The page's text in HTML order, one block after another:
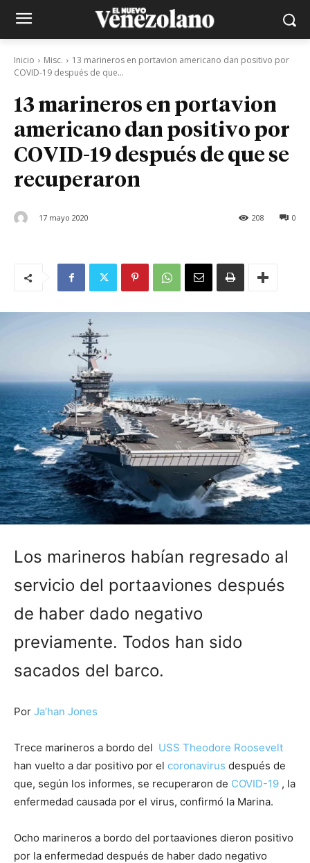
Inicio Misc.
13 marineros en portavion americano dan positivo por
COVID-19 después de que...
13 marineros en portavion
americano dan positivo por
COVID-19 después de que se
recuperaron
17 mayo 2020 0
208
Los marineros habían regresado al
servicio del portaaviones después
de haber dado negativo
previamente. Todos han sido
sacados del barco.
Por Ja’han Jones
Trece marineros a bordo del USS Theodore Roosevelt
han vuelto a dar positivo por el coronavirus después de
que, según los informes, se recuperaron de COVID-19 , la
enfermedad causada por el virus, confirmó la Marina.
Ocho marineros a bordo del portaaviones dieron positivo
por la enfermedad después de haber dado negativo